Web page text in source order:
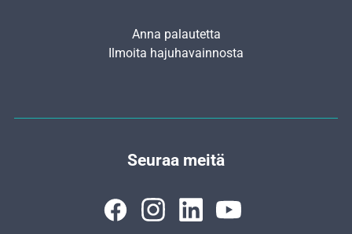
Anna palautetta
Ilmoita hajuhavainnosta
Seuraa meitä